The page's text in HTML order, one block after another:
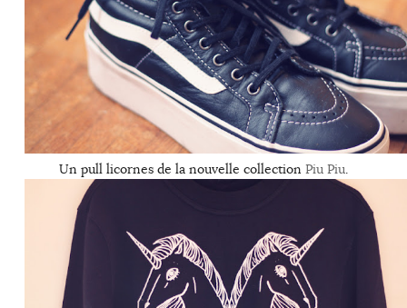
Un pull licornes de la nouvelle collection Piu Piu.